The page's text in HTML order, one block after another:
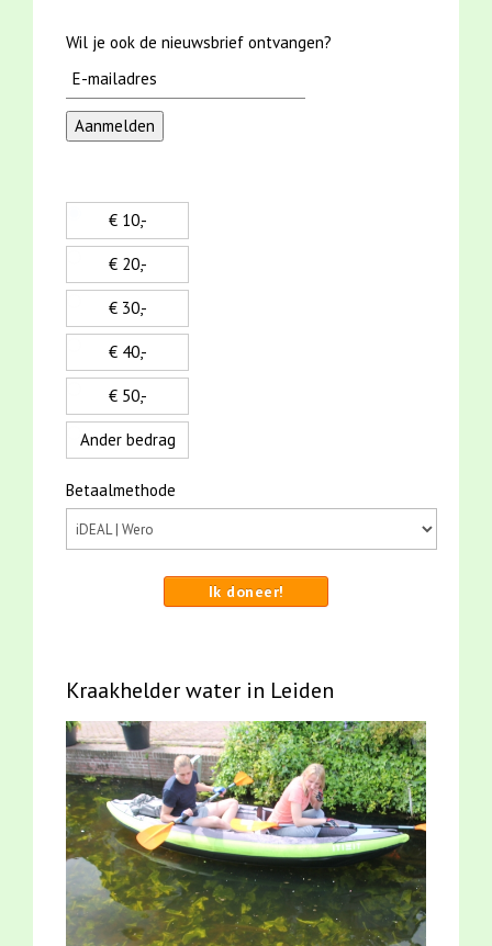
Wil je ook de nieuwsbrief ontvangen?
€ 10,-
€ 20,-
€ 30,-
€ 40,-
€ 50,-
Ander bedrag
Betaalmethode
Ik doneer!
Kraakhelder water in Leiden